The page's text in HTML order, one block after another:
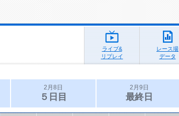
ライブ&
リプレイ
レース場
データ
2月8日
５日目
2月9日
最終日